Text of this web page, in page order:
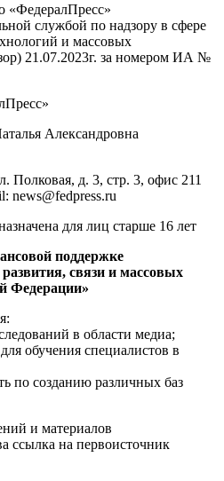
«ФедералПресс»
службой по надзору в сфере
и массовых
21.07.2023г. за номером ИА №
Александровна
Полковая, д. 3, стр. 3, офис 211
news@fedpress.ru
для лиц старше 16 лет
поддержке
связи и массовых
Федерации»
в области медиа;
обучения специалистов в
по созданию различных баз
и материалов
ссылка на первоисточник